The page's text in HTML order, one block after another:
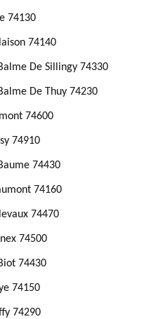
74130
74140
De Sillingy 74330
De Thuy 74230
74600
74910
74430
74160
74470
74500
74430
74150
74290